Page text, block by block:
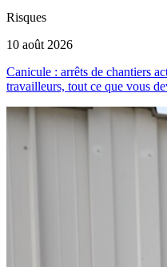
Risques
10 août 2026
Canicule : arrêts de chantiers
travailleurs, tout ce que vous